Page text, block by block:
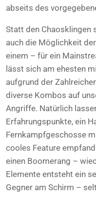
abseits des
Statt den Chaosklingen
auch die Möglichkeit
einem – für ein
lässt sich am ehesten
aufgrund der
diverse Kombos auf
Angriffe. Natürlich
Erfahrungspunkte, ein
Fernkampfgeschosse
cooles Feature
einen Boomerang –
Elemente entsteht ein
Gegner am Schirm –